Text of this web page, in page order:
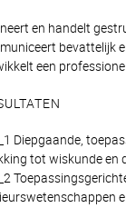
en handelt
bevattelijk
een
Diepgaande,
tot wiskunde en